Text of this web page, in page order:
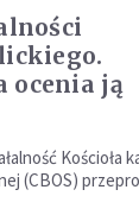
ocenia ją
Kościoła
(CBOS)